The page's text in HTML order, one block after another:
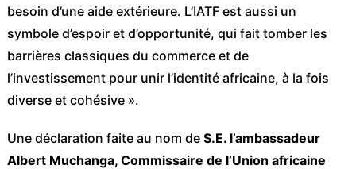
besoin d’une aide extérieure. L’IATF est aussi un
symbole d’espoir et d’opportunité, qui fait tomber les
barrières classiques du commerce et de
l’investissement pour unir l’identité africaine, à la fois
diverse et cohésive ».
Une déclaration faite au nom de S.E. l’ambassadeur
Albert Muchanga, Commissaire de l’Union africaine